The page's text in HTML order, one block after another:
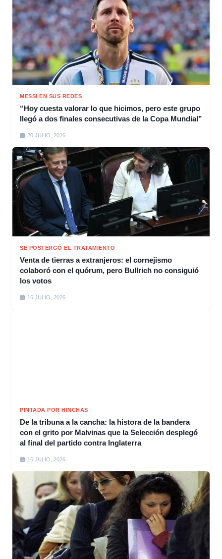
MESSI EN SUS REDES
“Hoy cuesta valorar lo que hicimos, pero este grupo
llegó a dos finales consecutivas de la Copa Mundial”
20 JULIO, 2026
SE POSTERGÓ EL TRATAMIENTO
Venta de tierras a extranjeros: el cornejismo
colaboró con el quórum, pero Bullrich no consiguió
los votos
16 JULIO, 2026
PINTADA POR HINCHAS
De la tribuna a la cancha: la histora de la bandera
con el grito por Malvinas que la Selección desplegó
al final del partido contra Inglaterra
16 JULIO, 2026